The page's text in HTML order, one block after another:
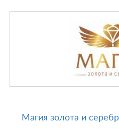
Магия золота и